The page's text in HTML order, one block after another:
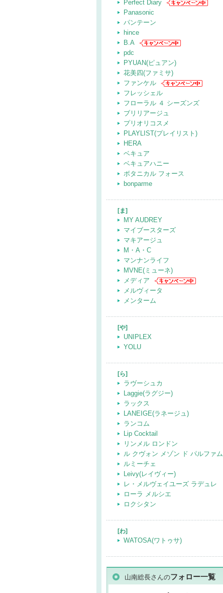
Perfect Diary
Panasonic
パンテーン
hince
B.A
pdc
PYUAN(ピュアン)
花美四(ファミサ)
ファンケル
フレッシェル
フローラル ４ シーズンズ
ブリリアージュ
プリオリコスメ
PLAYLIST(プレイリスト)
HERA
ベキュア
ベキュアハニー
ボタニカル フォース
bonparme
[ま]
MY AUDREY
マイブースターズ
マキアージュ
M・A・C
マンナンライフ
MVNE(ミューネ)
メディア
メルヴィータ
メンターム
[や]
UNIPLEX
YOLU
[ら]
ラヴーシュカ
Laggie(ラグジー)
ラックス
LANEIGE(ラネージュ)
ランコム
Lip Cocktail
リンメル ロンドン
ル クヴォン メゾン ド パルファム
ルミーチェ
Leivy(レイヴィー)
レ・メルヴェイユーズ ラデュレ
ローラ メルシエ
ロクシタン
[わ]
WATOSA(ワトゥサ)
山南総長さんのフォロー一覧